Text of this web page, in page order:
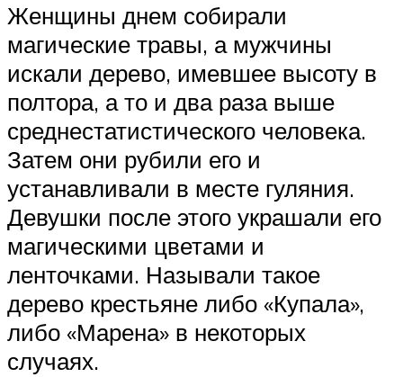
Женщины днем собирали
магические травы, а мужчины
искали дерево, имевшее высоту в
полтора, а то и два раза выше
среднестатистического человека.
Затем они рубили его и
устанавливали в месте гуляния.
Девушки после этого украшали его
магическими цветами и
ленточками. Называли такое
дерево крестьяне либо «Купала»,
либо «Марена» в некоторых
случаях.